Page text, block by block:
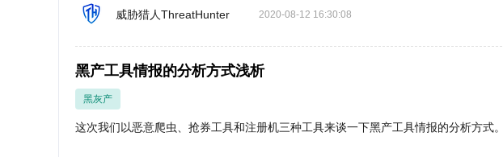
威胁猎人ThreatHunter 2020-08-12 16:30:08
黑产工具情报的分析方式浅析
黑灰产
这次我们以恶意爬虫、抢券工具和注册机三种工具来谈一下黑产工具情报的分析方式。